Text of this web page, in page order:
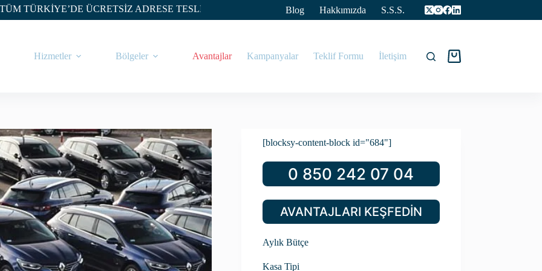
ÜCRETSİZ ADRESE TESLİM Blog Hakkımızda S.S.S.
Hizmetler Bölgeler Avantajlar Kampanyalar Teklif Formu İletişim Tekliflerim
[blocksy-content-block id="684"]
0 850 242 07 04
AVANTAJLARI KEŞFEDİN
Aylık Bütçe
Kasa Tipi